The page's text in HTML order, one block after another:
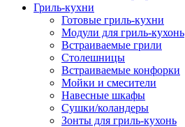
Гриль-кухни
Готовые гриль-кухни
Модули для гриль-кухонь
Встраиваемые грили
Столешницы
Встраиваемые конфорки
Мойки и смесители
Навесные шкафы
Сушки/коландеры
Зонты для гриль-кухонь